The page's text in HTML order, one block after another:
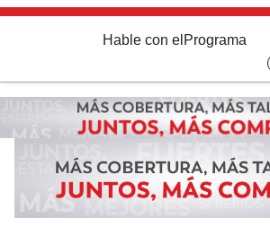
Hable con el Programa